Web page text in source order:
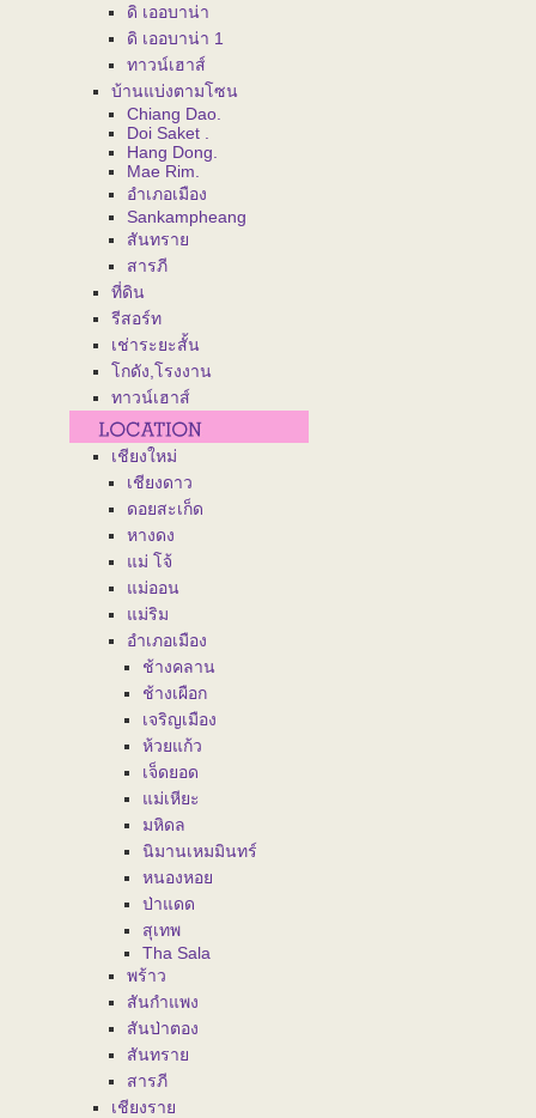
ดิ เออบาน่า
ดิ เออบาน่า 1
ทาวน์เฮาส์
บ้านแบ่งตามโซน
Chiang Dao.
Doi Saket .
Hang Dong.
Mae Rim.
อำเภอเมือง
Sankampheang
สันทราย
สารภี
ที่ดิน
รีสอร์ท
เช่าระยะสั้น
โกดัง,โรงงาน
ทาวน์เฮาส์
เชียงใหม่
เชียงดาว
ดอยสะเก็ด
หางดง
แม่ โจ้
แม่ออน
แม่ริม
อำเภอเมือง
ช้างคลาน
ช้างเผือก
เจริญเมือง
ห้วยแก้ว
เจ็ดยอด
แม่เหียะ
มหิดล
นิมานเหมมินทร์
หนองหอย
ป่าแดด
สุเทพ
Tha Sala
พร้าว
สันกำแพง
สันป่าตอง
สันทราย
สารภี
เชียงราย